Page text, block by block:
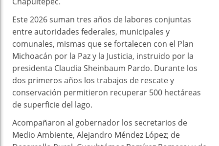
Este 2026 suman tres años de labores conjuntas
entre autoridades federales, municipales y
comunales, mismas que se fortalecen con el Plan
Michoacán por la Paz y la Justicia, instruido por la
presidenta Claudia Sheinbaum Pardo. Durante los
dos primeros años los trabajos de rescate y
conservación permitieron recuperar 500 hectáreas
de superficie del lago.
Acompañaron al gobernador los secretarios de
Medio Ambiente, Alejandro Méndez López; de